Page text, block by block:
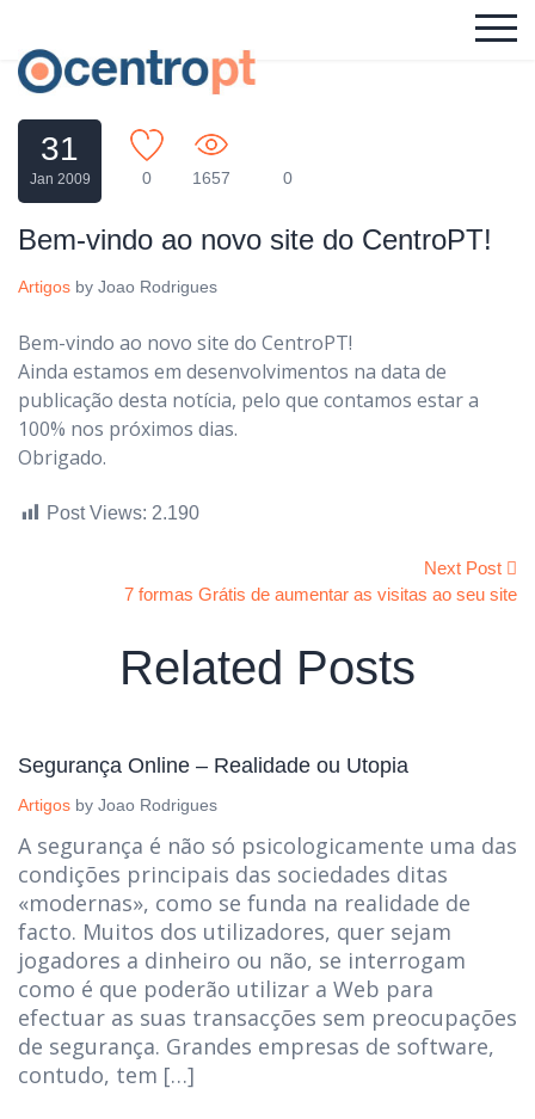
31
Jan 2009 0 1657 0
Bem-vindo ao novo site do CentroPT!
Artigos by Joao Rodrigues
Bem-vindo ao novo site do CentroPT!
Ainda estamos em desenvolvimentos na data de
publicação desta notícia, pelo que contamos estar a
100% nos próximos dias.
Obrigado.
Post Views: 2.190
Next Post
7 formas Grátis de aumentar as visitas ao seu site
Related Posts
Segurança Online – Realidade ou Utopia
Artigos by Joao Rodrigues
A segurança é não só psicologicamente uma das
condições principais das sociedades ditas
«modernas», como se funda na realidade de
facto. Muitos dos utilizadores, quer sejam
jogadores a dinheiro ou não, se interrogam
como é que poderão utilizar a Web para
efectuar as suas transacções sem preocupações
de segurança. Grandes empresas de software,
contudo, tem […]